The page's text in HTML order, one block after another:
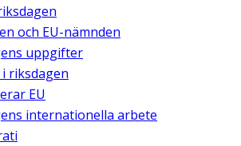
och EU-nämnden
uppgifter
riksdagen
EU
internationella arbete